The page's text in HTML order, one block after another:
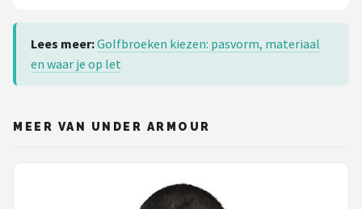
Lees meer:Golfbroeken kiezen: pasvorm, materiaal
en waar je op let
MEER VAN UNDER ARMOUR